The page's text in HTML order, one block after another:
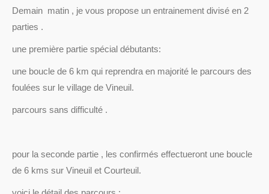
Demain matin , je vous propose un entrainement divisé en 2
parties .
une première partie spécial débutants:
une boucle de 6 km qui reprendra en majorité le parcours des
foulées sur le village de Vineuil.
parcours sans difficulté .
pour la seconde partie , les confirmés effectueront une boucle
de 6 kms sur Vineuil et Courteuil.